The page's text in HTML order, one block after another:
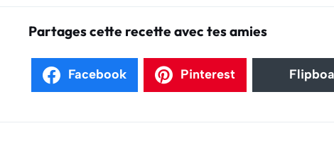
Partages cette recette avec tes amies
Facebook Pinterest